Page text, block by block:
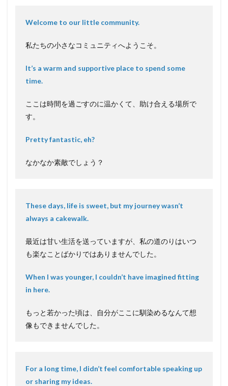
Welcome to our little community.
私たちの小さなコミュニティへようこそ。
It’s a warm and supportive place to spend some
time.
ここは時間を過ごすのに温かくて、助け合える場所で
す。
Pretty fantastic, eh?
なかなか素敵でしょう？
These days, life is sweet, but my journey wasn’t
always a cakewalk.
最近は甘い生活を送っていますが、私の道のりはいつ
も楽なことばかりではありませんでした。
When I was younger, I couldn’t have imagined fitting
in here.
もっと若かった頃は、自分がここに馴染めるなんて想
像もできませんでした。
For a long time, I didn’t feel comfortable speaking up
or sharing my ideas.